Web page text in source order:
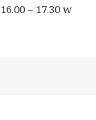
– 17.30 w